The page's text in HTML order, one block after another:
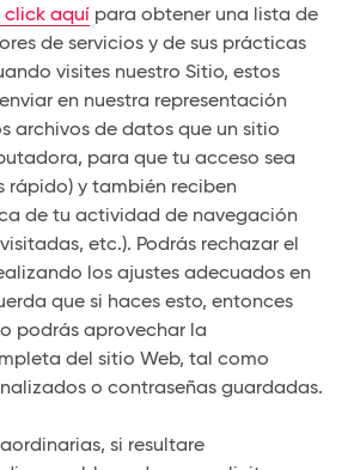
click aquí para obtener una lista de
de servicios y de sus prácticas
visites nuestro Sitio, estos
en nuestra representación
archivos de datos que un sitio
para que tu acceso sea
rápido) y también reciben
de tu actividad de navegación
etc.). Podrás rechazar el
los ajustes adecuados en
que si haces esto, entonces
podrás aprovechar la
del sitio Web, tal como
o contraseñas guardadas.
si resultare